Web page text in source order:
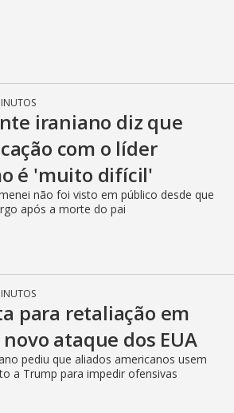
iraniano diz que
com o líder
é 'muito difícil'
não foi visto em público desde que
após a morte do pai
para retaliação em
novo ataque dos EUA
pediu que aliados americanos usem
a Trump para impedir ofensivas